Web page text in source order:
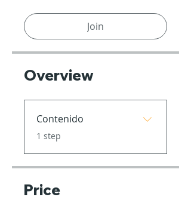
Join
Overview
Contenido
.1 step
Price